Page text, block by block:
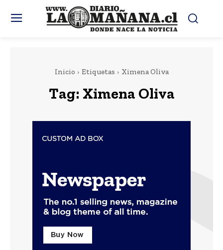
Inicio Etiquetas Ximena Oliva
Tag: Ximena Oliva